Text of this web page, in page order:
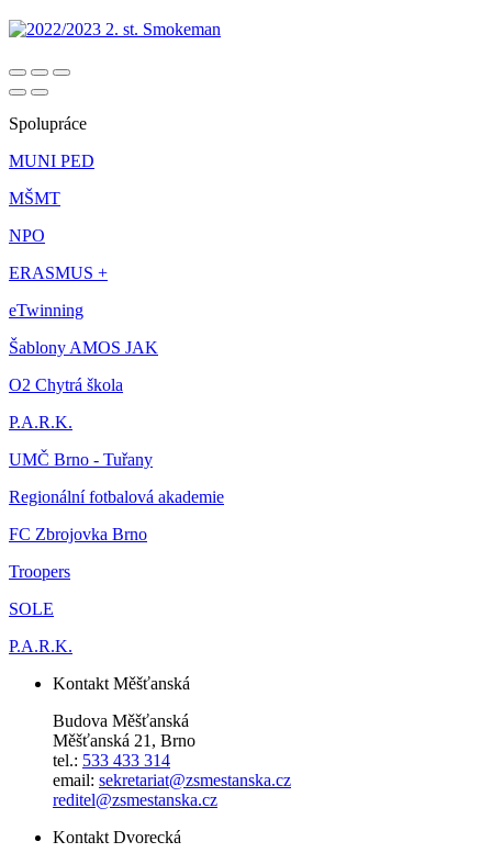
Spolupráce
MUNI PED
MŠMT
NPO
ERASMUS +
eTwinning
Šablony AMOS JAK
O2 Chytrá škola
P.A.R.K.
UMČ Brno - Tuřany
Regionální fotbalová akademie
FC Zbrojovka Brno
Troopers
SOLE
P.A.R.K.
Kontakt Měšťanská
Budova Měšťanská
Měšťanská 21, Brno
tel.: 533 433 314
email: sekretariat@zsmestanska.cz
reditel@zsmestanska.cz
Kontakt Dvorecká